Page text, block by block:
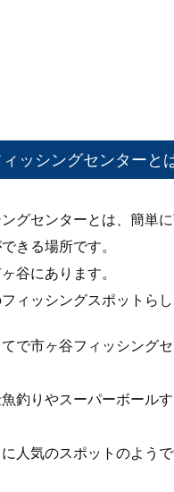
ッシングセンターと
グセンターとは、簡単
きる場所です。
谷にあります。
ィッシングスポットらし
で市ヶ谷フィッシング
釣りやスーパーボール
人気のスポットのようで